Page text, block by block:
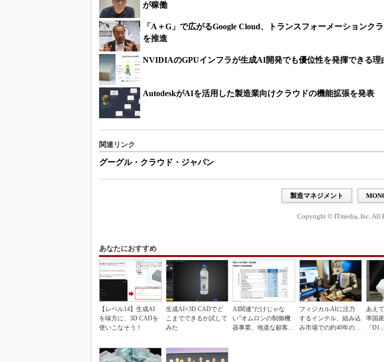
が稼働
「A＋G」で広がるGoogle Cloud、トランスフォーメーションク
を推進
NVIDIAのGPUインフラが生成AI開発でも優位性を発揮できる理
AutodeskがAIを活用した製造業向けクラウドの機能拡張を発表
関連リンク
グーグル・クラウド・ジャパン
製造マネジメント
Copyright © ITmedia, Inc. All
あなたにおすすめ
【レベル14】生成AI
を味方に、3D CADを
使いこなそう！
生成AI×3D CADでど
こまでできるか試して
みた
AI関連“だけじゃな
い”オムロンの制御機
器事業、地道な顧客基
フィジカルAIに注力
するインテル、組み込
み市場での約40年の実
あえ
準国
「D1